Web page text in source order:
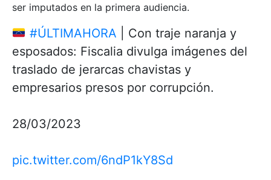
ser imputados en la primera audiencia.
#ÚLTIMAHORA | Con traje naranja y
esposados: Fiscalia divulga imágenes del
traslado de jerarcas chavistas y
empresarios presos por corrupción.
28/03/2023
pic.twitter.com/6ndP1kY8Sd